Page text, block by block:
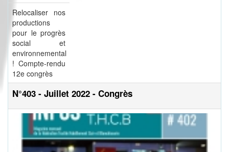
Relocaliser nos
productions
pour le progrès
social et
environnemental
! Compte-rendu
12e congrès
N°403 - Juillet 2022 - Congrès